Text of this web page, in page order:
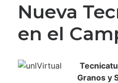
HCD
TRÁMITES Y SERVICIOS
PARQUE INDUSTRIAL
Nueva
en el
Granos y